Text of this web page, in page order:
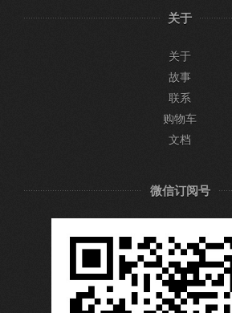
关于
关于
故事
联系
购物车
文档
微信订阅号